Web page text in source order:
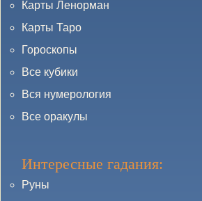
Карты Ленорман
Карты Таро
Гороскопы
Все кубики
Вся нумерология
Все оракулы
Интересные гадания:
Руны